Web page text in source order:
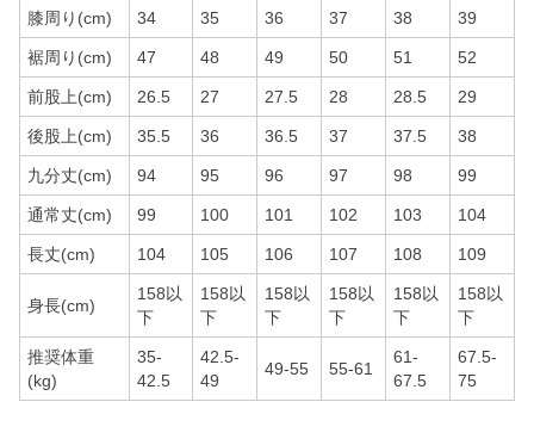
膝周り(cm) 34 35 36 37 38 39
裾周り(cm) 47 48 49 50 51 52
前股上(cm) 26.5 27 27.5 28 28.5 29
後股上(cm) 35.5 36 36.5 37 37.5 38
九分丈(cm) 94 95 96 97 98 99
通常丈(cm) 99 100 101 102 103 104
長丈(cm) 104 105 106 107 108 109
身長(cm)
158以
下
158以
下
158以
下
158以
下
158以
下
158以
下
推奨体重
(kg)
35-
42.5
42.5-
49
49-55 55-61
61-
67.5
67.5-
75